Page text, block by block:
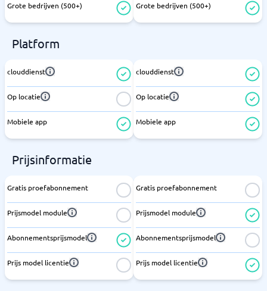
Grote bedrijven (500+) Grote bedrijven (500+)
Platform
clouddienst
Op locatie
Mobiele app
clouddienst
Op locatie
Mobiele app
Prijsinformatie
Gratis proefabonnement
Prijsmodel module
Abonnementsprijsmodel
Prijs model licentie
Gratis proefabonnement
Prijsmodel module
Abonnementsprijsmodel
Prijs model licentie